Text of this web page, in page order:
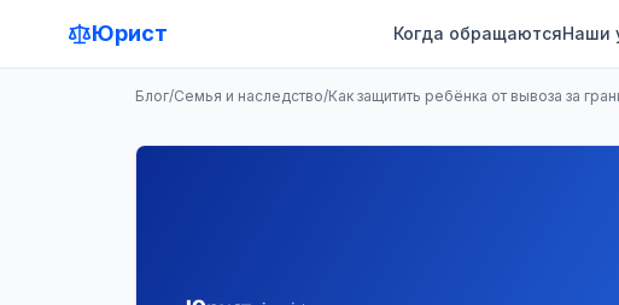
Юрист Когда обращаютсяНаши
Блог/Семья и наследство/Как защитить ребёнка от вывоза за